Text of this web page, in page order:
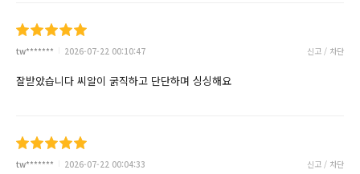
tw******* 2026-07-22 00:10:47 신고 / 차단
잘받았습니다 씨알이 굵직하고 단단하며 싱싱해요
tw******* 2026-07-22 00:04:33 신고 / 차단